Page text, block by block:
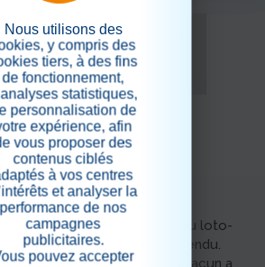
avec enthousiasme au loto-
vous toujours très attendu.
conviviale et chaleureuse, chacun a
Nous utilisons des
y compris des
tiers, à des fins
de fonctionnement,
statistiques,
personnalisation de
expérience, afin
vous proposer des
contenus ciblés
à vos centres
et analyser la
performance de nos
campagnes
publicitaires.
pouvez accepter